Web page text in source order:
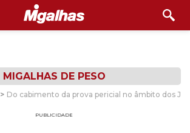
MIGALHAS DE PESO
> Do cabimento da prova pericial no âmbito dos
PUBLICIDADE